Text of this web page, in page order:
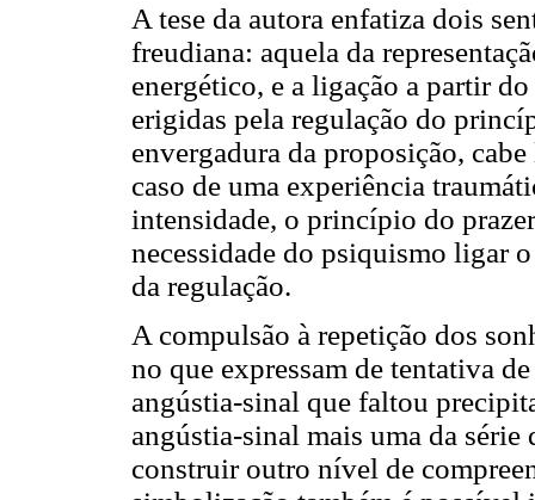
A tese da autora enfatiza dois
freudiana: aquela da
energético, e a ligação a partir
erigidas pela regulação do
envergadura da proposição,
caso de uma experiência
intensidade, o princípio do
necessidade do psiquismo ligar
da regulação.
A compulsão à repetição dos
no que expressam de tentativa
angústia-sinal que faltou
angústia-sinal mais uma da
construir outro nível de